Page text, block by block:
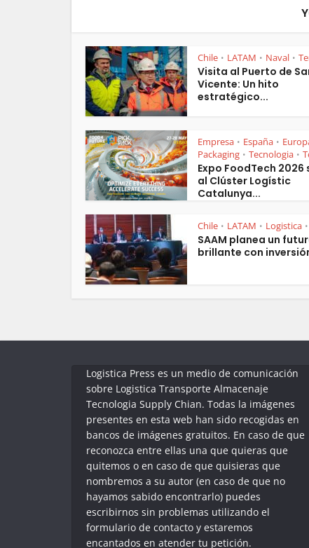
Chile • LATAM • Naval •
Visita al Puerto de
Vicente: Un hito
estratégico...
Empresa • España •
Packaging • Tecnologia •
Expo FoodTech 2026
al Clúster Logístic
Catalunya...
Chile • LATAM • Logistica •
SAAM planea un
brillante con
Logistica Press es un medio de comunicación
sobre Logistica Transporte Almacenaje
Tecnologia Supply Chian. Todas la imágenes
presentes en esta web han sido recogidas en
bancos de imágenes gratuitos. En caso de que
reconozca entre ellas una que quieras que
quitemos o en caso de que quisieras que
nombremos a su autor (en caso de que no
hayamos sabido encontrarlo) puedes
escribirnos sin problemas utilizando el
formulario de contacto y estaremos
encantados en atender tu petición.